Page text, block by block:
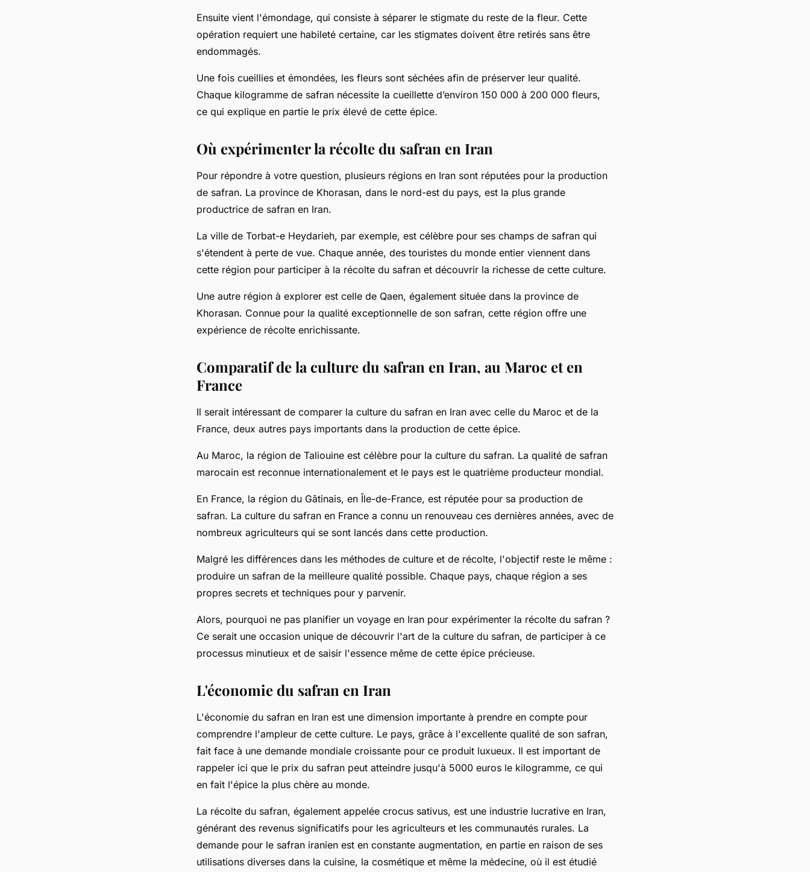
Ensuite vient l'émondage, qui consiste à séparer le stigmate du reste de la fleur. Cette
opération requiert une habileté certaine, car les stigmates doivent être retirés sans être
endommagés.
Une fois cueillies et émondées, les fleurs sont séchées afin de préserver leur qualité.
Chaque kilogramme de safran nécessite la cueillette d’environ 150 000 à 200 000 fleurs,
ce qui explique en partie le prix élevé de cette épice.
Où expérimenter la récolte du safran en Iran
Pour répondre à votre question, plusieurs régions en Iran sont réputées pour la production
de safran. La province de Khorasan, dans le nord-est du pays, est la plus grande
productrice de safran en Iran.
La ville de Torbat-e Heydarieh, par exemple, est célèbre pour ses champs de safran qui
s'étendent à perte de vue. Chaque année, des touristes du monde entier viennent dans
cette région pour participer à la récolte du safran et découvrir la richesse de cette culture.
Une autre région à explorer est celle de Qaen, également située dans la province de
Khorasan. Connue pour la qualité exceptionnelle de son safran, cette région offre une
expérience de récolte enrichissante.
Comparatif de la culture du safran en Iran, au Maroc et en
France
Il serait intéressant de comparer la culture du safran en Iran avec celle du Maroc et de la
France, deux autres pays importants dans la production de cette épice.
Au Maroc, la région de Taliouine est célèbre pour la culture du safran. La qualité de safran
marocain est reconnue internationalement et le pays est le quatrième producteur mondial.
En France, la région du Gâtinais, en Île-de-France, est réputée pour sa production de
safran. La culture du safran en France a connu un renouveau ces dernières années, avec de
nombreux agriculteurs qui se sont lancés dans cette production.
Malgré les différences dans les méthodes de culture et de récolte, l'objectif reste le même :
produire un safran de la meilleure qualité possible. Chaque pays, chaque région a ses
propres secrets et techniques pour y parvenir.
Alors, pourquoi ne pas planifier un voyage en Iran pour expérimenter la récolte du safran ?
Ce serait une occasion unique de découvrir l'art de la culture du safran, de participer à ce
processus minutieux et de saisir l'essence même de cette épice précieuse.
L'économie du safran en Iran
L'économie du safran en Iran est une dimension importante à prendre en compte pour
comprendre l'ampleur de cette culture. Le pays, grâce à l'excellente qualité de son safran,
fait face à une demande mondiale croissante pour ce produit luxueux. Il est important de
rappeler ici que le prix du safran peut atteindre jusqu'à 5000 euros le kilogramme, ce qui
en fait l'épice la plus chère au monde.
La récolte du safran, également appelée crocus sativus, est une industrie lucrative en Iran,
générant des revenus significatifs pour les agriculteurs et les communautés rurales. La
demande pour le safran iranien est en constante augmentation, en partie en raison de ses
utilisations diverses dans la cuisine, la cosmétique et même la médecine, où il est étudié